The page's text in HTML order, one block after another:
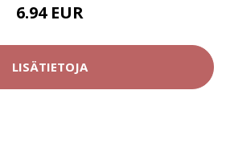
6.94 EUR
LISÄTIETOJA